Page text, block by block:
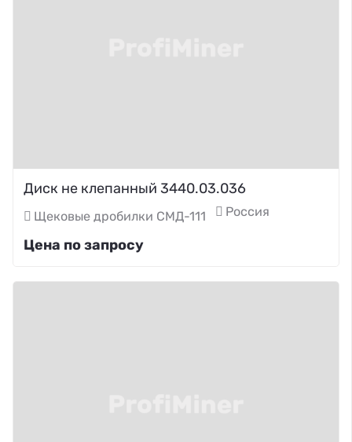
Диск не клепанный 3440.03.036
Щековые дробилки СМД-111 Россия
Цена по запросу